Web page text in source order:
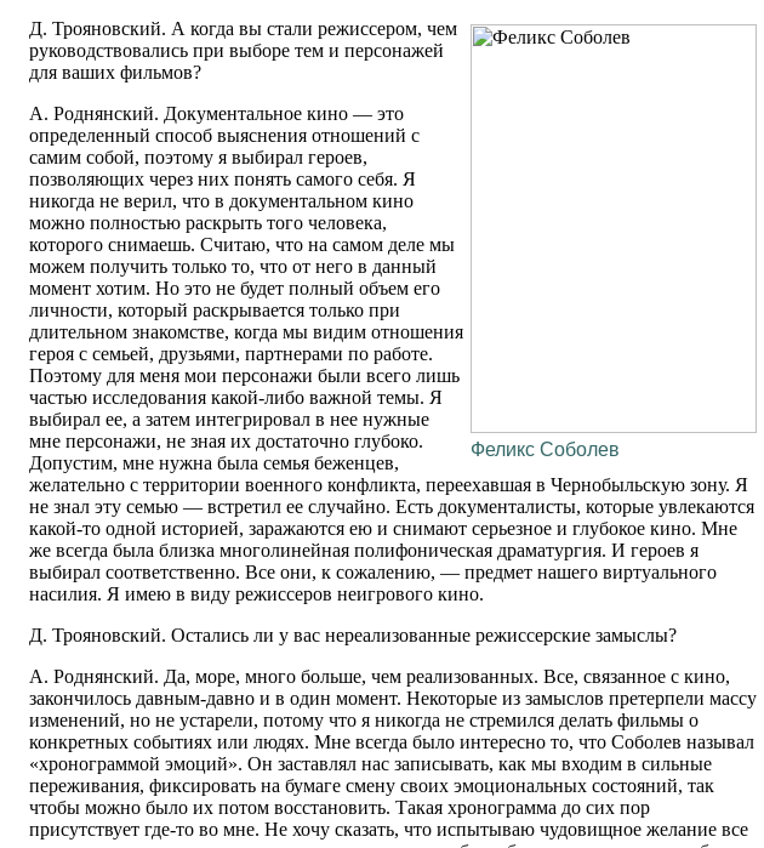
Феликс Соболев
Д. Трояновский. А когда вы стали режиссером, чем
руководствовались при выборе тем и персонажей
для ваших фильмов?
А. Роднянский. Документальное кино — это
определенный способ выяснения отношений с
самим собой, поэтому я выбирал героев,
позволяющих через них понять самого себя. Я
никогда не верил, что в документальном кино
можно полностью раскрыть того человека,
которого снимаешь. Считаю, что на самом деле мы
можем получить только то, что от него в данный
момент хотим. Но это не будет полный объем его
личности, который раскрывается только при
длительном знакомстве, когда мы видим отношения
героя с семьей, друзьями, партнерами по работе.
Поэтому для меня мои персонажи были всего лишь
частью исследования какой-либо важной темы. Я
выбирал ее, а затем интегрировал в нее нужные
мне персонажи, не зная их достаточно глубоко.
Допустим, мне нужна была семья беженцев,
желательно с территории военного конфликта, переехавшая в Чернобыльскую зону. Я
не знал эту семью — встретил ее случайно. Есть документалисты, которые увлекаются
какой-то одной историей, заражаются ею и снимают серьезное и глубокое кино. Мне
же всегда была близка многолинейная полифоническая драматургия. И героев я
выбирал соответственно. Все они, к сожалению, — предмет нашего виртуального
насилия. Я имею в виду режиссеров неигрового кино.
Д. Трояновский. Остались ли у вас нереализованные режиссерские замыслы?
А. Роднянский. Да, море, много больше, чем реализованных. Все, связанное с кино,
закончилось давным-давно и в один момент. Некоторые из замыслов претерпели массу
изменений, но не устарели, потому что я никогда не стремился делать фильмы о
конкретных событиях или людях. Мне всегда было интересно то, что Соболев называл
«хронограммой эмоций». Он заставлял нас записывать, как мы входим в сильные
переживания, фиксировать на бумаге смену своих эмоциональных состояний, так
чтобы можно было их потом восстановить. Такая хронограмма до сих пор
присутствует где-то во мне. Не хочу сказать, что испытываю чудовищное желание все